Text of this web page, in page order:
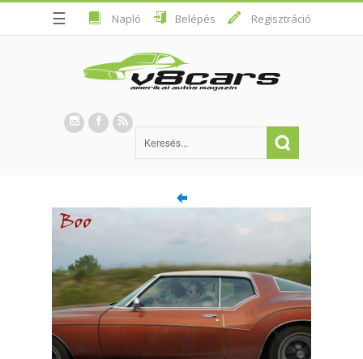
☰ Napló Belépés Regisztráció